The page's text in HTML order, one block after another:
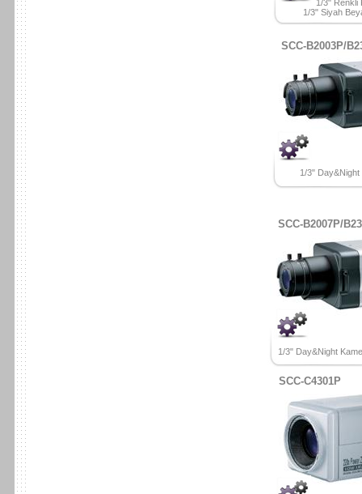
1/3" Renkli
1/3" Siyah
SCC-B2003P/
1/3"
SCC-B2007P/
1/3" Day&Night
SCC-C4301P